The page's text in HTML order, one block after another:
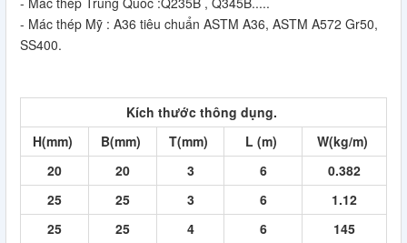
- Mác thép Mỹ : A36 tiêu chuẩn ASTM A36, ASTM A572 Gr50,
SS400.
Kích thước thông dụng.
H(mm)
B(mm) T(mm) L (m)
W(kg/m)
20
20 3 6
0.382
25
25 3 6
1.12
25
25 4 6
145